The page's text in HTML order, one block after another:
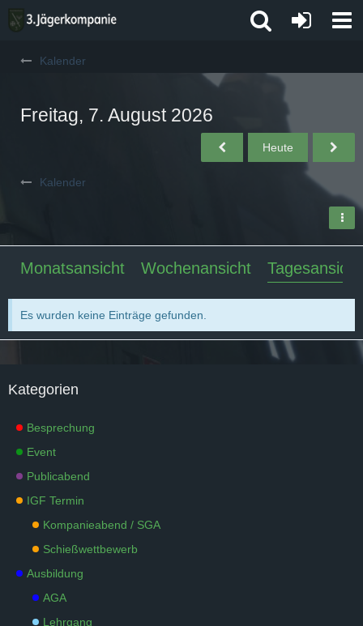
Kalender
Freitag, 7. August 2026
Heute
Kalender
Monatsansicht Wochenansicht Tagesansicht
Es wurden keine Einträge gefunden.
Kategorien
Besprechung
Event
Publicabend
IGF Termin
Kompanieabend / SGA
Schießwettbewerb
Ausbildung
AGA
Lehrgang